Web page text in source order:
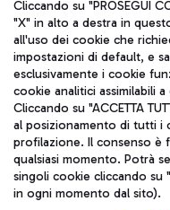
Aeroporti di Roma S.p.A. -
coordinamento di Mundys
Codice fiscale e Registro
IVA 06572251004
Capitale sociale
Sede legale: Via Pier
telefono +39 06 65951
Cliccando su "PROSEGUI
"X" in alto a destra in
all'uso dei cookie che
impostazioni di default, e
esclusivamente i cookie
cookie analitici assimilabili
Cliccando su "ACCETTA
al posizionamento di tutti i
profilazione. Il consenso è
qualsiasi momento. Potrà
singoli cookie cliccando su
in ogni momento dal sito).